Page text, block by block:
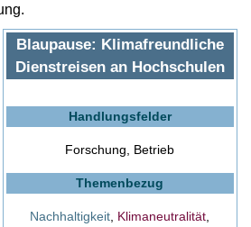
Blaupause: Klimafreundliche
Dienstreisen an Hochschulen
Handlungsfelder
Forschung, Betrieb
Themenbezug
Nachhaltigkeit, Klimaneutralität,